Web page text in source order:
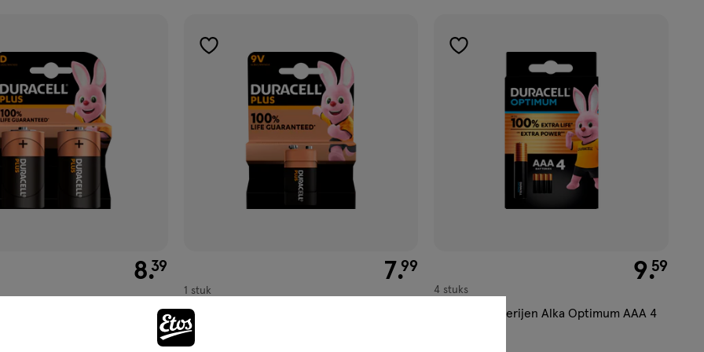
€ 8.39
8.39
Alkaline Plus D 2 stuks
toevoegen
verlanglijst
€ 7.99
7.99
1 stuk
Duracell Batterijen Alkaline Plus 9V 1 stuk
toevoegen
verlanglijst
€ 9.59
9.59
4 stuks
Duracell Batterijen Alka Optimum AAA 4